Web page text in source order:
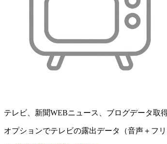
テレビ、新聞WEBニュース、ブログデータ取
オプションでテレビの露出データ（音声＋フ